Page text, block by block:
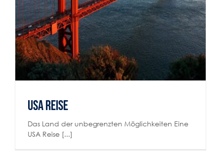
USA Reise
Das Land der unbegrenzten Möglichkeiten Eine
USA Reise [...]